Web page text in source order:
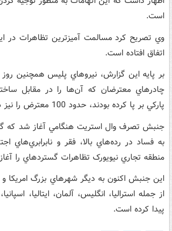
است.
وي تصريح کرد مسالمت آميزترين تظاهرات در
اتفاق افتاده است.
بر پايه اين گزارش، نيروهاي پليس همچنين
چادرهاي معترضان که آن‌ها را در مقابل
پارکي بر پا کرده بودند، حدود 100 معترض را نيز دستگير کرد.
جنبش تصرف وال استريت هنگامي آغاز شد که
منطقه تجاري نيويورک تظاهرات گسترده‏اي را
اين جنبش اکنون به ديگر شهرهاي بزرگ امريکا
از جمله استراليا، انگليس، آلمان، ايتاليا،
پيدا کرده است.